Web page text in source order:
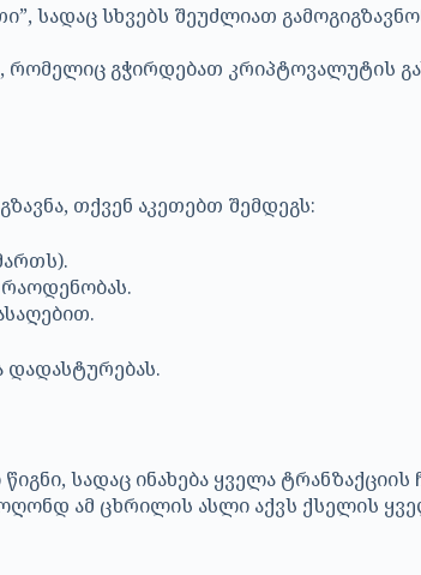
სადაც სხვებს შეუძლიათ
რომელიც გჭირდებათ კრიპტოვალუტის
თქვენ აკეთებთ შემდეგს:
სადაც ინახება ყველა
ამ ცხრილის ასლი აქვს ქსელის